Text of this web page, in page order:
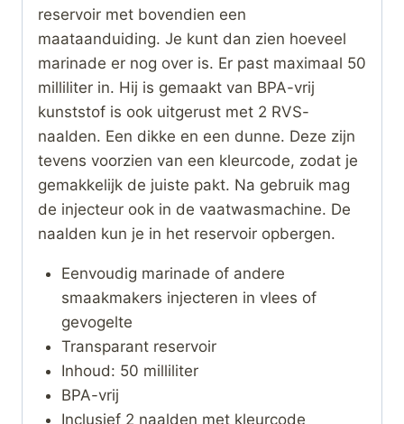
reservoir met bovendien een
maataanduiding. Je kunt dan zien hoeveel
marinade er nog over is. Er past maximaal 50
milliliter in. Hij is gemaakt van BPA-vrij
kunststof is ook uitgerust met 2 RVS-
naalden. Een dikke en een dunne. Deze zijn
tevens voorzien van een kleurcode, zodat je
gemakkelijk de juiste pakt. Na gebruik mag
de injecteur ook in de vaatwasmachine. De
naalden kun je in het reservoir opbergen.
Eenvoudig marinade of andere
smaakmakers injecteren in vlees of
gevogelte
Transparant reservoir
Inhoud: 50 milliliter
BPA-vrij
Inclusief 2 naalden met kleurcode